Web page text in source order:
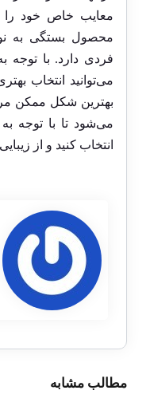
معایب خاص خود را
محصول بستگی به
فردی دارد. با توجه
می‌توانید انتخاب
بهترین شکل ممکن
می‌شود تا با توجه
انتخاب کنید و از
مطالب مشابه